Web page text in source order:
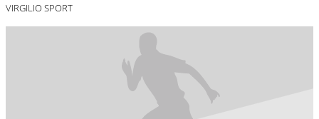
VIRGILIO SPORT